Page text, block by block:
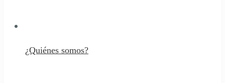
¿Quiénes somos?